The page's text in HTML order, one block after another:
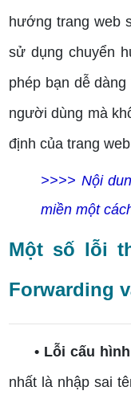
hướng trang web
sử dụng chuyển
phép bạn dễ
người dùng mà
định của trang
>>>> Nội
miền một
Một số lỗi
Forwarding
• Lỗi cấu
nhất là nhập sai